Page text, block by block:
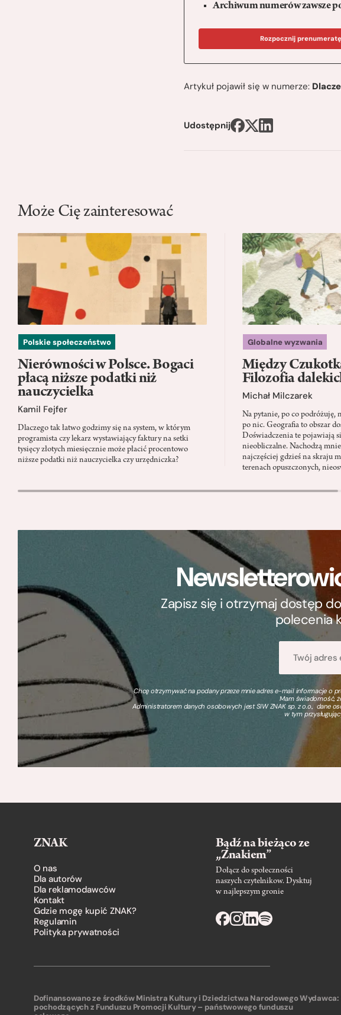
Archiwum numerów zawsze
Rozpocznij prenumeratę
Artykuł pojawił się w numerze:
Udostępnij
Może Cię zainteresować
Polskie społeczeństwo
Nierówności w Polsce. Bogaci
płacą niższe podatki niż
nauczycielka
Kamil Fejfer
Dlaczego tak łatwo godzimy się na system, w którym
programista czy lekarz wystawiający faktury na setki
tysięcy złotych miesięcznie może płacić procentowo
niższe podatki niż nauczycielka czy urzędniczka?
Globalne wyzwania
Między
Filozofia
Michał Milczarek
Na pytanie, po co podróżuję,
po nic. Geografia to obszar
Doświadczenia te pojawiają
nieobliczalne. Nachodzą
najczęściej gdzieś na skraju
terenach opuszczonych,
Zapisz się i otrzymaj dostęp
polecenia
Chcę otrzymywać na podany przeze mnie adres e-mail informacje o
Mam świadomość,
Administratorem danych osobowych jest SIW ZNAK sp. z o.o., dane
w tym
ZNAK
O nas
Dla autorów
Dla reklamodawców
Kontakt
Gdzie mogę kupić ZNAK?
Regulamin
Polityka prywatności
Bądź na bieżąco ze
„Znakiem”
Dołącz do społeczności
naszych czytelnikow. Dysktuj
w najlepszym gronie
Dofinansowano ze środków Ministra Kultury i Dziedzictwa Narodowego
pochodzących z Funduszu Promocji Kultury – państwowego funduszu
Wydawca: